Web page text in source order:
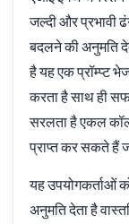
जल्दी और
बदलने की अनुमति
है यह एक प्रॉम्प्ट
करता है साथ ही
सरलता है एकल
प्राप्त कर सकते हैं
यह उपयोगकर्ताओं
अनुमति देता है